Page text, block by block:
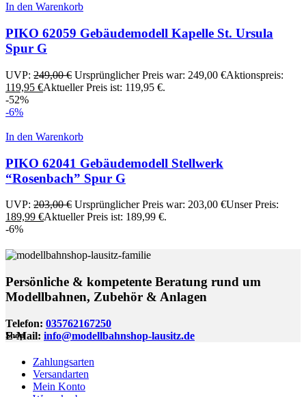
In den Warenkorb
PIKO 62059 Gebäudemodell Kapelle St. Ursula
Spur G
UVP: 249,00€ Ursprünglicher Preis war: 249,00 €Aktionspreis:
119,95 €Aktueller Preis ist: 119,95 €.
-52%
-6%
In den Warenkorb
PIKO 62041 Gebäudemodell Stellwerk
“Rosenbach” Spur G
UVP: 203,00€ Ursprünglicher Preis war: 203,00 €Unser Preis:
189,99 €Aktueller Preis ist: 189,99 €.
-6%
Persönliche & kompetente Beratung rund um
Modellbahnen, Zubehör & Anlagen
Telefon: 035762167250
E-Mail: info@modellbahnshop-lausitz.de
Shop
Zahlungsarten
Versandarten
Mein Konto